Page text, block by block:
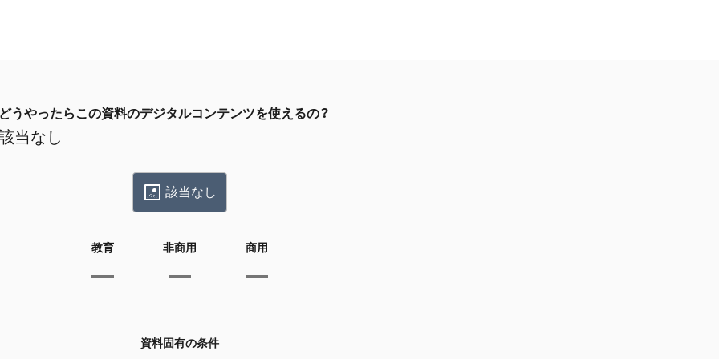
どうやったらこの資料のデジタルコンテンツを使えるの？
当なし
該当なし
教育 非商用 商用
資料固有の条件